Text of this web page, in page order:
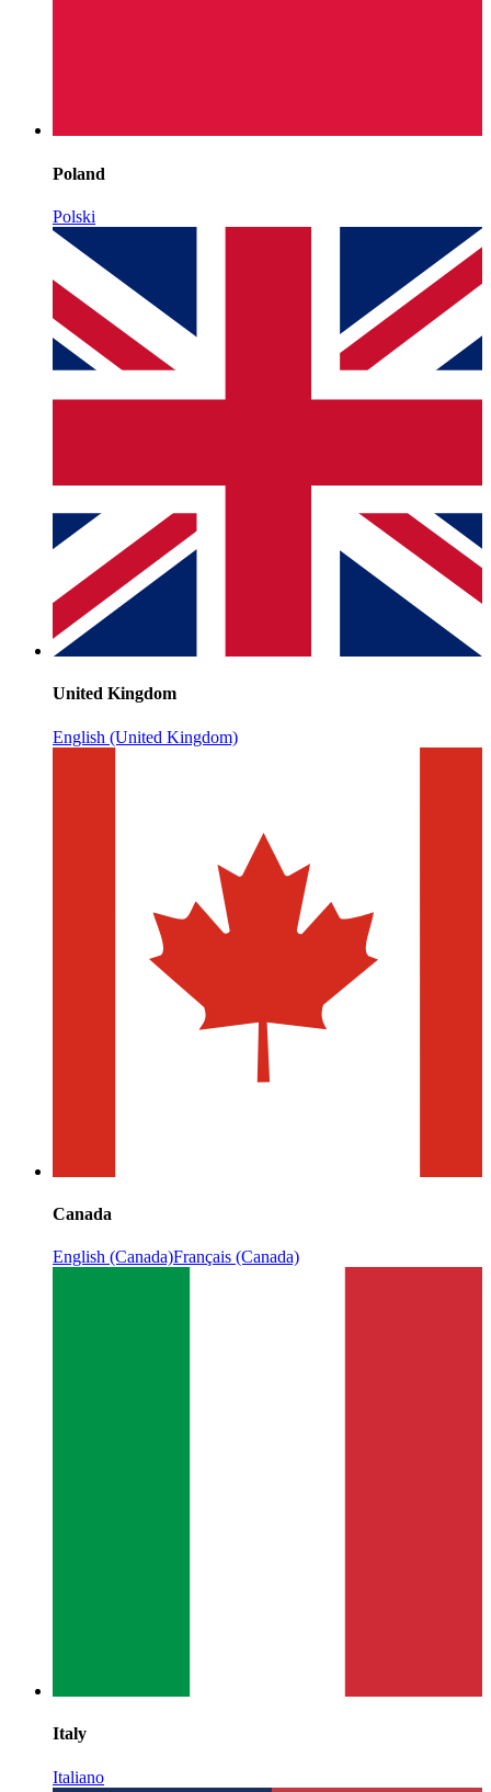
Poland
Polski
United Kingdom
English (United Kingdom)
Canada
English (Canada)Français (Canada)
Italy
Italiano